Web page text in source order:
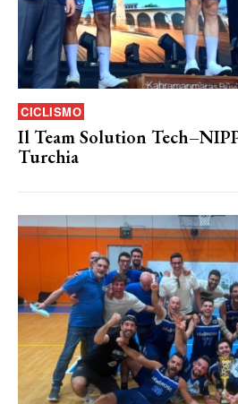
CICLISMO
Il Team Solution
Turchia